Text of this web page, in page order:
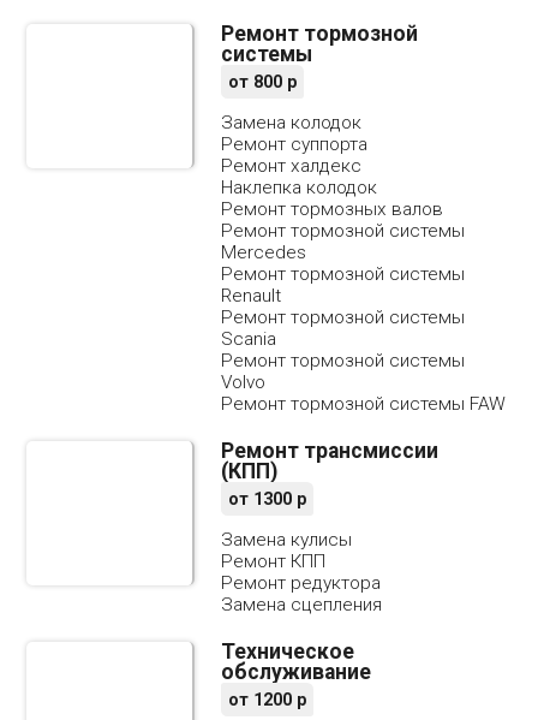
Ремонт тормозной
системы
от 800р
Замена колодок
Ремонт суппорта
Ремонт халдекс
Наклепка колодок
Ремонт тормозных валов
Ремонт тормозной системы
Mercedes
Ремонт тормозной системы
Renault
Ремонт тормозной системы
Scania
Ремонт тормозной системы
Volvo
Ремонт тормозной системы FAW
Ремонт трансмиссии
(КПП)
от 1300р
Замена кулисы
Ремонт КПП
Ремонт редуктора
Замена сцепления
Техническое
обслуживание
от 1200р